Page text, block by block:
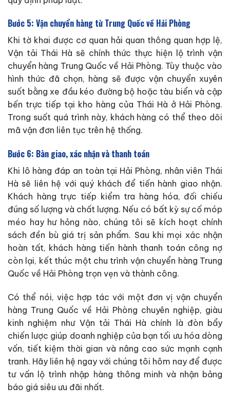
Bước 5: Vận chuyển hàng từ Trung Quốc về Hải Phòng
Khi tờ khai được cơ quan hải quan thông quan hợp lệ,
Vận tải Thái Hà sẽ chính thức thực hiện lộ trình vận
chuyển hàng Trung Quốc về Hải Phòng. Tùy thuộc vào
hình thức đã chọn, hàng sẽ được vận chuyển xuyên
suốt bằng xe đầu kéo đường bộ hoặc tàu biển và cập
bến trực tiếp tại kho hàng của Thái Hà ở Hải Phòng.
Trong suốt quá trình này, khách hàng có thể theo dõi
mã vận đơn liên tục trên hệ thống.
Bước 6: Bàn giao, xác nhận và thanh toán
Khi lô hàng đáp an toàn tại Hải Phòng, nhân viên Thái
Hà sẽ liên hệ với quý khách để tiến hành giao nhận.
Khách hàng trực tiếp kiểm tra hàng hóa, đối chiếu
đúng số lượng và chất lượng. Nếu có bất kỳ sự cố móp
méo hay hư hỏng nào, chúng tôi sẽ kích hoạt chính
sách đền bù giá trị sản phẩm. Sau khi mọi xác nhận
hoàn tất, khách hàng tiến hành thanh toán công nợ
còn lại, kết thúc một chu trình vận chuyển hàng Trung
Quốc về Hải Phòng trọn vẹn và thành công.
Có thể nói, việc hợp tác với một đơn vị vận chuyển
hàng Trung Quốc về Hải Phòng chuyên nghiệp, giàu
kinh nghiệm như Vận tải Thái Hà chính là đòn bẩy
chiến lược giúp doanh nghiệp của bạn tối ưu hóa dòng
vốn, tiết kiệm thời gian và nâng cao sức mạnh cạnh
tranh. Hãy liên hệ ngay với chúng tôi hôm nay để được
tư vấn lộ trình nhập hàng thông minh và nhận bảng
báo giá siêu ưu đãi nhất.